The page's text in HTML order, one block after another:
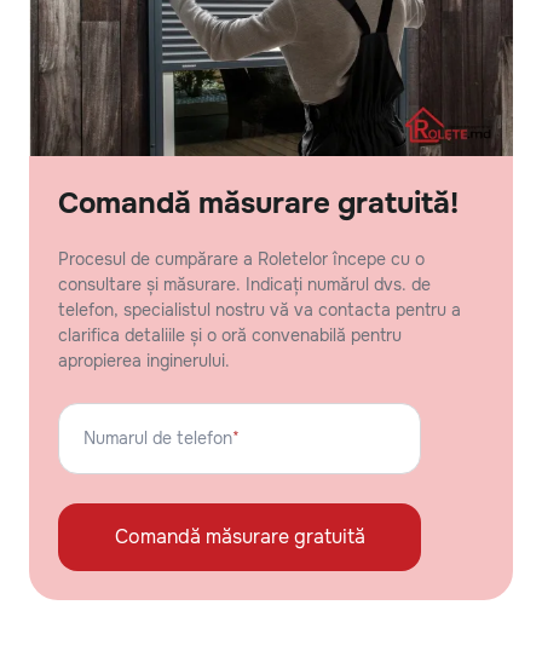
Comandă măsurare gratuită!
Procesul de cumpărare a Roletelor începe cu o
consultare și măsurare. Indicați numărul dvs. de
telefon, specialistul nostru vă va contacta pentru a
clarifica detaliile și o oră convenabilă pentru
apropierea inginerului.
Numarul de telefon*
Comandă măsurare gratuită